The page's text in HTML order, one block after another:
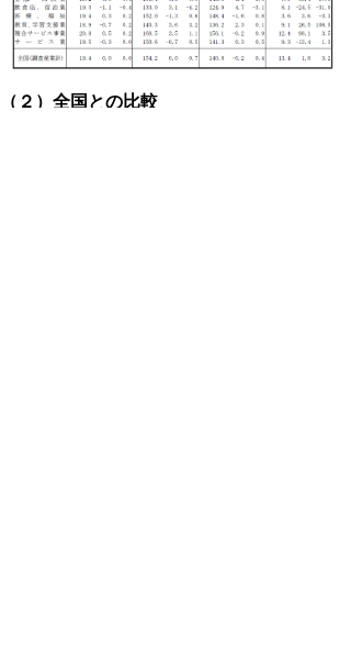
（２）全国との比較